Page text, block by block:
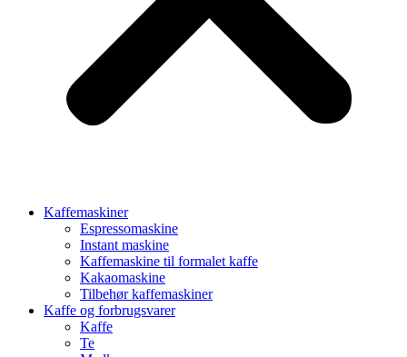
Kaffemaskiner
Espressomaskine
Instant maskine
Kaffemaskine til formalet kaffe
Kakaomaskine
Tilbehør kaffemaskiner
Kaffe og forbrugsvarer
Kaffe
Te